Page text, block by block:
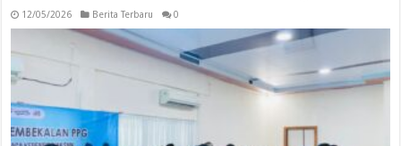
12/05/2026 Berita Terbaru 0